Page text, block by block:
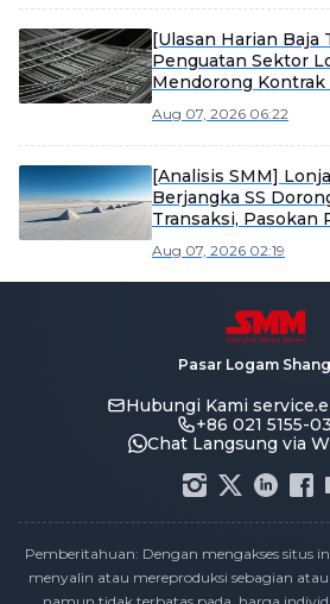
[Ulasan Harian Baja
Penguatan Sektor
Mendorong Kontrak
Sementara
Baja Tahan Karat
Kenaikan
Aug 07, 2026 06:22
[Analisis SMM]
Berjangka SS
Transaksi, Pasokan
Tahan Karat
Aug 07, 2026 02:19
Pasar Logam
Hubungi Kami
+86 021 5155-
Chat Langsung via
Pemberitahuan: Dengan mengakses situs
menyalin atau mereproduksi sebagian